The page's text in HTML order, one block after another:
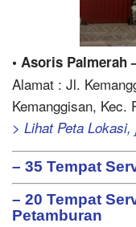
• Asoris Palmerah
Alamat : Jl.
Kemanggisan, Kec.
> Lihat Peta
– 35 Tempat
– 20 Tempat
Petamburan